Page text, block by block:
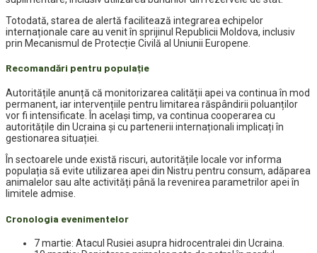
Totodată, starea de alertă facilitează integrarea echipelor
internaționale care au venit în sprijinul Republicii Moldova, inclusiv
prin Mecanismul de Protecție Civilă al Uniunii Europene.
Recomandări pentru populație
Autoritățile anunță că monitorizarea calității apei va continua în mod
permanent, iar intervențiile pentru limitarea răspândirii poluanților
vor fi intensificate. În același timp, va continua cooperarea cu
autoritățile din Ucraina și cu partenerii internaționali implicați în
gestionarea situației.
În sectoarele unde există riscuri, autoritățile locale vor informa
populația să evite utilizarea apei din Nistru pentru consum, adăparea
animalelor sau alte activități până la revenirea parametrilor apei în
limitele admise.
Cronologia evenimentelor
7 martie: Atacul Rusiei asupra hidrocentralei din Ucraina.